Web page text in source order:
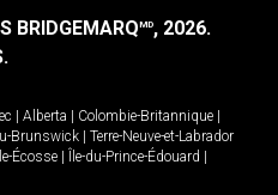
BRIDGEMARQMD, 2026.
Alberta Colombie-Britannique
Brunswick
Terre-Neuve-et-Labrador
Écosse Île-du-Prince-Édouard